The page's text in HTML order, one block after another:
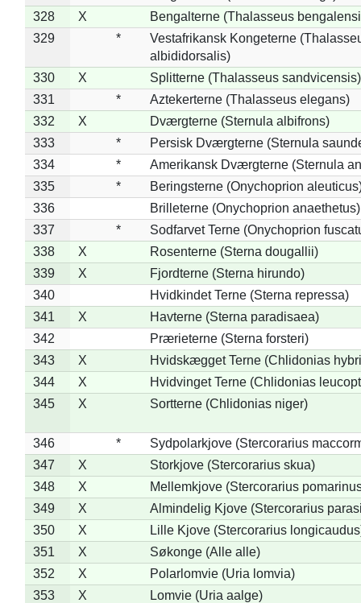
328
X
Bengalterne (Thalasseus
329
*
Vestafrikansk Kongeterne
albididorsalis)
330
X
Splitterne (Thalasseus sandvicensis)
331
*
Aztekerterne (Thalasseus elegans)
332
X
Dværgterne (Sternula albifrons)
333
*
Persisk Dværgterne (Sternula
334
*
Amerikansk Dværgterne (Sternula
335
*
Beringsterne (Onychoprion
336
Brilleterne (Onychoprion anaethetus)
337
*
Sodfarvet Terne (Onychoprion
338
X
Rosenterne (Sterna dougallii)
339
X
Fjordterne (Sterna hirundo)
340
Hvidkindet Terne (Sterna repressa)
341
X
Havterne (Sterna paradisaea)
342
Prærieterne (Sterna forsteri)
343
X
Hvidskægget Terne (Chlidonias
344
X
Hvidvinget Terne (Chlidonias
345
X Sortterne (Chlidonias niger)
346 *
Sydpolarkjove (Stercorarius
347
X
Storkjove (Stercorarius skua)
348
X
Mellemkjove (Stercorarius
349
X
Almindelig Kjove (Stercorarius
350
X
Lille Kjove (Stercorarius
351
X
Søkonge (Alle alle)
352
X
Polarlomvie (Uria lomvia)
353
X
Lomvie (Uria aalge)